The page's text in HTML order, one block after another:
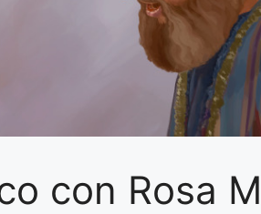
con Rosa